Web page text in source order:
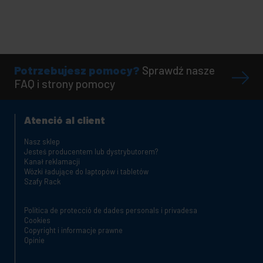
Potrzebujesz pomocy? Sprawdź nasze
FAQ i strony pomocy
Atenció al client
Nasz sklep
Jesteś producentem lub dystrybutorem?
Kanał reklamacji
Wózki ładujące do laptopów i tabletów
Szafy Rack
Política de protecció de dades personals i privadesa
Cookies
Copyright i informacje prawne
Opinie